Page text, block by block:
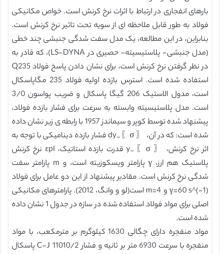
بارهای انفجاری در ارتباط با اثرات نرخ کرنش است. خواص مکانیکی
فولاد به طور قابل ملاحظه ای از سویه تحت تاثیر نرخ کرنش است.
بنابراین، در این مطالعه، یک مدل سفت شدگی جنبشی چند خطی
(مدل جنبشی- پلاستیسیته- حصیری در LS-DYNA)، که قادر به
در نظر گرفتن نرخ کرنش است، برای نشان دادن پاسخ فولاد Q235
استفاده شده است. استرس بازده اولیه فولاد 235 مگاپاسکال
است، مدول الاستیک 206 گیگا پاسکال و ضریب پواسون 3/0
است. مدل پلاستیسیته وابسته به سرعت برای فشار بازده فولاد،
پیشنهاد شده توسط کوپر و سیماندز 1957 با رابطه ی زیر نشان داده
شده است: که در آن، 〖 σ〗_dy فشار بازده دینامیکی با توجه به
اثر نرخ کرنش، 〖 σ〗_y قدرت بازده استاتیک، εpl نرخ کرنش
پلاستیک هم ارز، γ پارامتر ویسکوزیته است، و m پارامتر سفت
شدگی نرخ کرنش است. مقادیر پیشنهاد از این دو عامل برای فولاد
γ=60 s^(-1) و m=4 است(لو و وانگ، 2012). پارامترهای مکانیکی
اصلی برای مواد فولاد استفاده شده در سازه در جدول 1 نشان داده
شده است.
مواد منفجره دارای چگالی 1630 کیلوگرم بر مترمکعب، با مواد
منفجره با سرعت 6930 متر بر ثانیه و فشار C-J 11010/2 پاسکال